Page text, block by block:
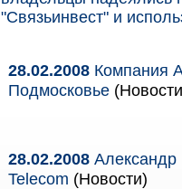
"Связьинвест" и
28.02.2008 Компания
Подмосковье
28.02.2008 Александр
Telecom (Новости)